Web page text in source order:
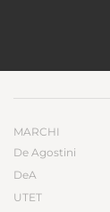
MARCHI
De Agostini
DeA
UTET